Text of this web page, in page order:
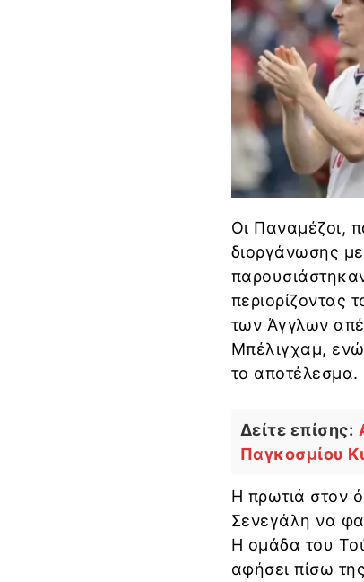
Οι Παναμέζοι,
διοργάνωσης
περιορίζοντας
των Άγγλων
Μπέλιγχαμ, ενώ
το αποτέλεσμα.
Δείτε επίσης:
Παγκοσμίου
Η πρωτιά στον
Σενεγάλη να
Η ομάδα του
αφήσει πίσω